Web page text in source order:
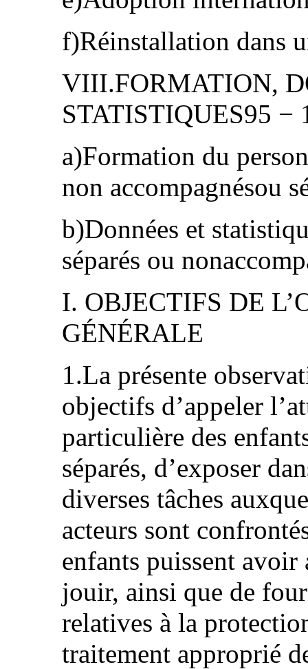
f)Réinstallation dans
VIII.FORMATION,
STATISTIQUES95 −
a)Formation du
non accompagnésou
b)Données et
séparés ou
I. OBJECTIFS DE
GÉNÉRALE
1.La présente
objectifs d’appeler
particulière des
séparés, d’exposer
diverses tâches
acteurs sont
enfants puissent avoir
jouir, ainsi que de
relatives à la
traitement approprié